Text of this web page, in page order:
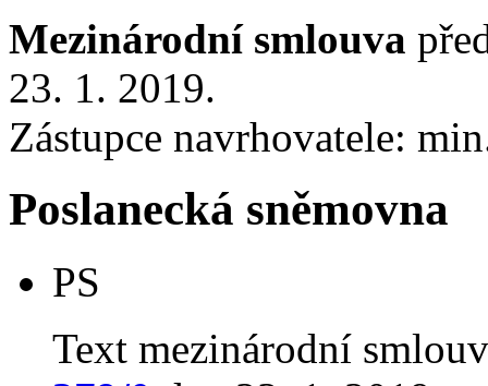
Mezinárodní smlouva
23. 1. 2019.
Zástupce navrhovatele:
Poslanecká sněmovna
PS
Text mezinárodní